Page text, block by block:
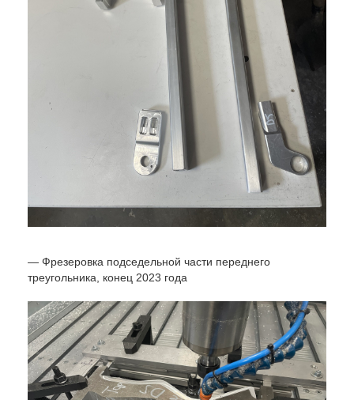
— Фрезеровка подседельной части переднего
треугольника, конец 2023 года